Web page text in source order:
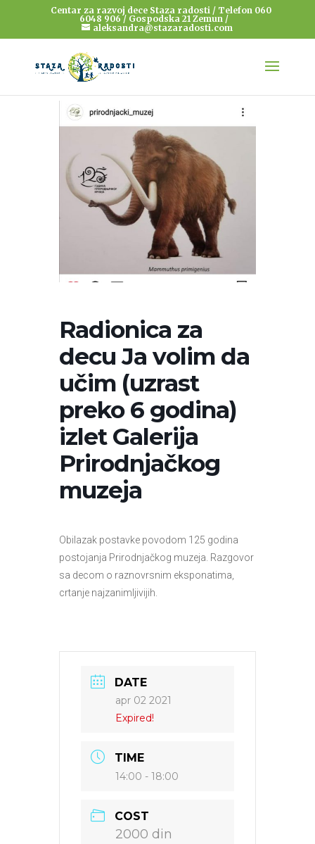
Centar za razvoj dece Staza radosti / Telefon 060
6048 906 / Gospodska 21 Zemun /
aleksandra@stazaradosti.com
Radionica za
decu Ja volim da
učim (uzrast
preko 6 godina)
izlet Galerija
Prirodnjačkog
muzeja
Obilazak postavke povodom 125 godina
postojanja Prirodnjačkog muzeja. Razgovor
sa decom o raznovrsnim eksponatima,
crtanje najzanimljivijih.
DATE
apr 02 2021
Expired!
TIME
14:00 - 18:00
COST
2000 din